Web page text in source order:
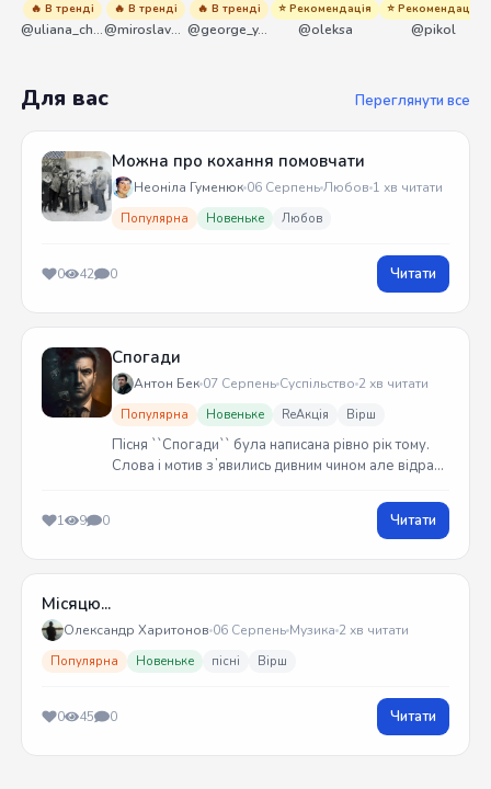
🔥 В тренді
@uliana_chernenko
🔥 В тренді
@miroslavmaniyk
🔥 В тренді
@george_y_lawlett
⭐ Рекомендація
@oleksa
⭐ Рекомендація
@pikol
Для вас Переглянути все
Можна про кохання помовчати
Неоніла Гуменюк 06 СерпеньЛюбов 1 хв читати
Популярна Новеньке Любов
0 42 0 Читати
Спогади
Антон Бек 07 Серпень Суспільство 2 хв читати
Популярна Новеньке ReАкція Вірш
Пісня ``Спогади`` була написана рівно рік тому.
Слова і мотив зʼявились дивним чином але відразу
1 9 0 Читати
Місяцю...
Олександр Харитонов 06 Серпень Музика 2 хв читати
Популярна Новеньке пісні Вірш
0 45 0 Читати